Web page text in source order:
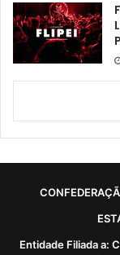
Entidade Filiada a: